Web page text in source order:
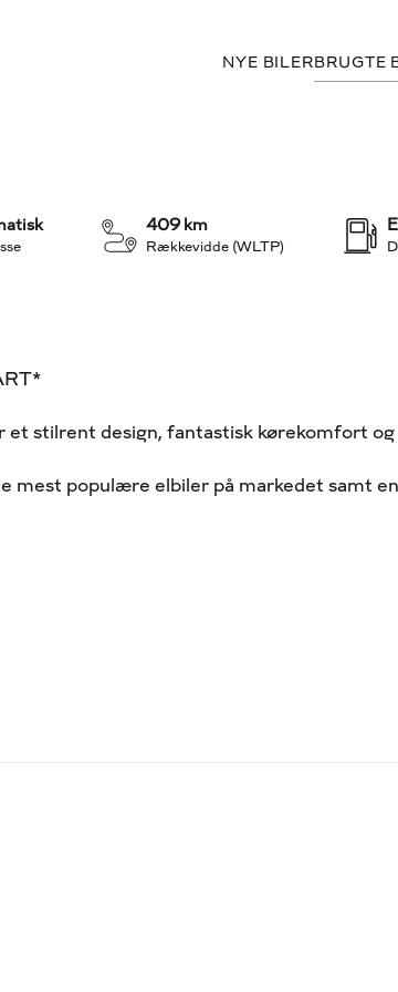
NYE BILER BRUGTE
Rækkevidde (WLTP)
409 km El
et stilrent design, fantastisk kørekomfort
mest populære elbiler på markedet samt
EFTERMONTERES MOD MERPRIS!